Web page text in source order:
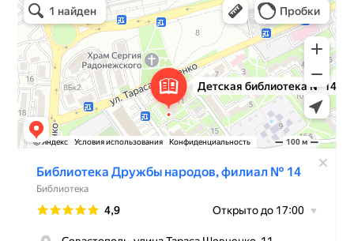
Библиотека в Севастополе